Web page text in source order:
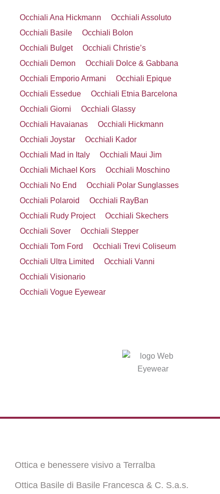
Occhiali Ana Hickmann
Occhiali Assoluto
Occhiali Basile
Occhiali Bolon
Occhiali Bulget
Occhiali Christie’s
Occhiali Demon
Occhiali Dolce & Gabbana
Occhiali Emporio Armani
Occhiali Epique
Occhiali Essedue
Occhiali Etnia Barcelona
Occhiali Giorni
Occhiali Glassy
Occhiali Havaianas
Occhiali Hickmann
Occhiali Joystar
Occhiali Kador
Occhiali Mad in Italy
Occhiali Maui Jim
Occhiali Michael Kors
Occhiali Moschino
Occhiali No End
Occhiali Polar Sunglasses
Occhiali Polaroid
Occhiali RayBan
Occhiali Rudy Project
Occhiali Skechers
Occhiali Sover
Occhiali Stepper
Occhiali Tom Ford
Occhiali Trevi Coliseum
Occhiali Ultra Limited
Occhiali Vanni
Occhiali Visionario
Occhiali Vogue Eyewear
Ottica e benessere visivo a Terralba
Ottica Basile di Basile Francesca & C. S.a.s.